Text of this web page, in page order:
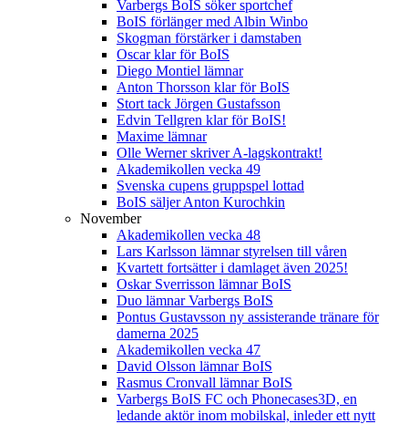
Varbergs BoIS söker sportchef
BoIS förlänger med Albin Winbo
Skogman förstärker i damstaben
Oscar klar för BoIS
Diego Montiel lämnar
Anton Thorsson klar för BoIS
Stort tack Jörgen Gustafsson
Edvin Tellgren klar för BoIS!
Maxime lämnar
Olle Werner skriver A-lagskontrakt!
Akademikollen vecka 49
Svenska cupens gruppspel lottad
BoIS säljer Anton Kurochkin
November
Akademikollen vecka 48
Lars Karlsson lämnar styrelsen till våren
Kvartett fortsätter i damlaget även 2025!
Oskar Sverrisson lämnar BoIS
Duo lämnar Varbergs BoIS
Pontus Gustavsson ny assisterande tränare för
damerna 2025
Akademikollen vecka 47
David Olsson lämnar BoIS
Rasmus Cronvall lämnar BoIS
Varbergs BoIS FC och Phonecases3D, en
ledande aktör inom mobilskal, inleder ett nytt